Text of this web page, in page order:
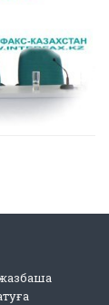
жазбаша